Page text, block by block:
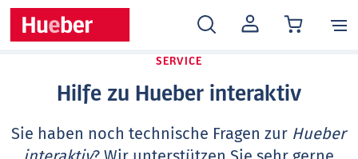
MEIN
KONTO
SERVICE
Hilfe zu Hueber interaktiv
Sie haben noch technische Fragen zur Hueber